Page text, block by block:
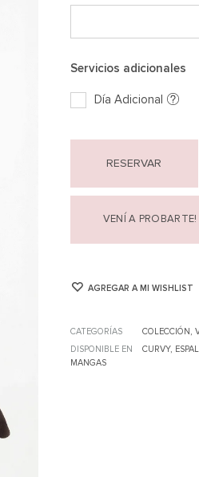
Servicios adicionales
Día Adicional
RESERVAR
VENÍ A PROBARTE!
AGREGAR A MI WISHLIST
CATEGORÍAS COLECCIÓN
DISPONIBLE EN
CURVY,
MANGAS